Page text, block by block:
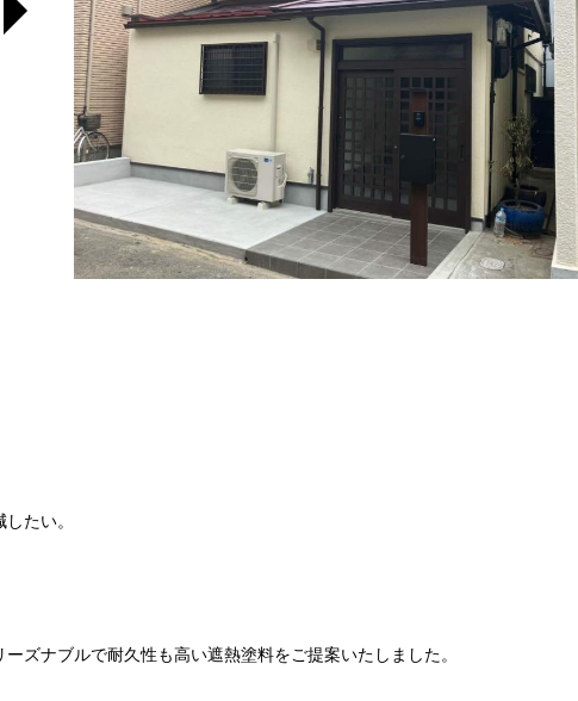
たい。
ズナブルで耐久性も高い遮熱塗料をご提案いたしました。